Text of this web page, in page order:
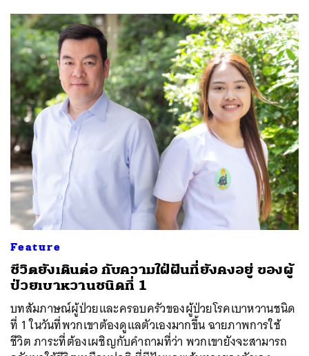
Feature
ชีวิตยังเดินต่อ กับความใฝ่ฝันที่ยังคงอยู่ ของผู้
ป่วยเบาหวานชนิดที่ 1
บทสัมภาษณ์ผู้ป่วยและครอบครัวของผู้ป่วยโรคเบาหวานชนิด
ที่ 1 ในวันที่พวกเขาต้องดูแลตัวเองมากขึ้น ฉายภาพการใช้
ชีวิต ภาระที่ต้องเผชิญกับคำถามที่ว่า พวกเขายังจะสามารถ